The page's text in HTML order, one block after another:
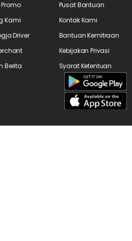
Kami
Driver
Berita
Pusat Bantuan
Kontak Kami
Bantuan Kemitraan
Kebijakan Privasi
Syarat Ketentuan